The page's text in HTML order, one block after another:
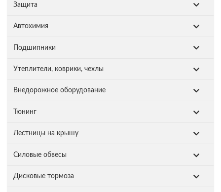
Защита
Автохимия
Подшипники
Утеплители, коврики, чехлы
Внедорожное оборудование
Тюнинг
Лестницы на крышу
Силовые обвесы
Дисковые тормоза